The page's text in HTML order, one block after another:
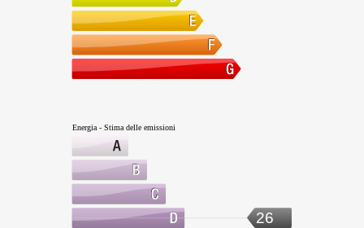
Energia - Stima delle emissioni
26